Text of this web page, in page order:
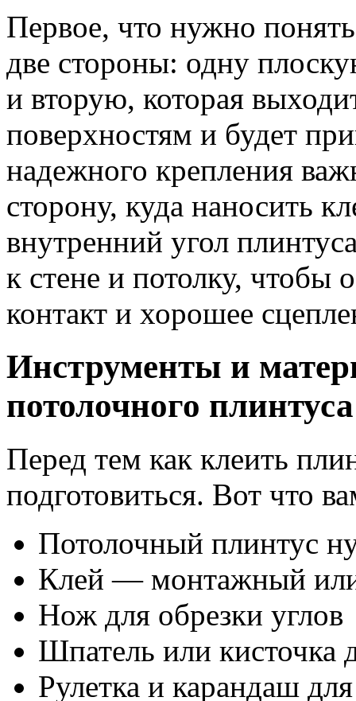
Первое, что нужно
две стороны: одну
и вторую, которая
поверхностям и будет
надежного крепления
сторону, куда наносить
внутренний угол
к стене и потолку, чтобы
контакт и хорошее
Инструменты и
потолочного плинтуса
Перед тем как клеить
подготовиться. Вот что
Потолочный плинтус
Клей — монтажный или
Нож для обрезки углов
Шпатель или кисточка
Рулетка и карандаш